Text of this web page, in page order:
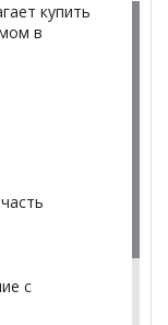
купить
в
с